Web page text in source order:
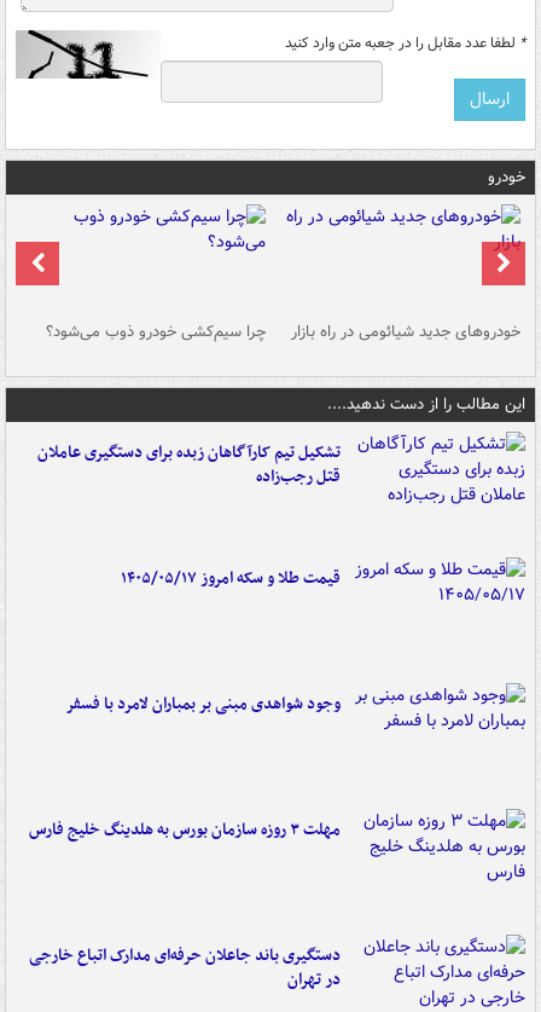
* لطفا عدد مقابل را در جعبه متن وارد کنید
خودرو
خودروهای جدید شیائومی در راه بازار چرا سیم‌کشی خودرو ذوب می‌شود؟
این مطالب را از دست ندهید....
تشکیل تیم کارآگاهان زبده برای دستگیری عاملان
قتل رجب‌زاده
قیمت طلا و سکه امروز ۱۴۰۵/۰۵/۱۷
وجود شواهدی مبنی بر بمباران لامرد با فسفر
مهلت ۳ روزه سازمان بورس به هلدینگ خلیج فارس
دستگیری باند جاعلان حرفه‌ای مدارک اتباع خارجی
در تهران